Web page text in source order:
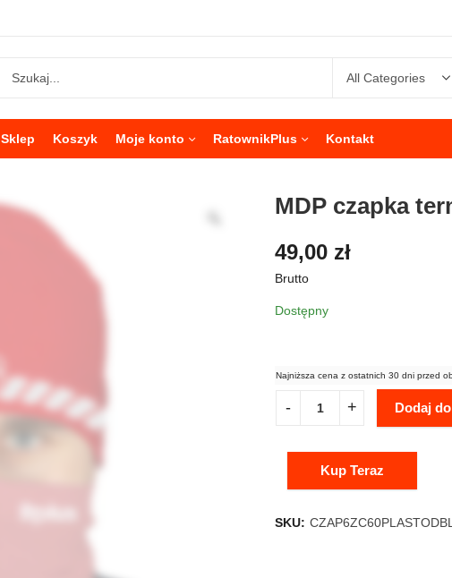
Sklep Koszyk Moje konto RatownikPlus Kontakt
MDP czapka
49,00 zł
Brutto
Dostępny
Najniższa cena z ostatnich 30 dni przed
Dodaj
Kup Teraz
SKU: